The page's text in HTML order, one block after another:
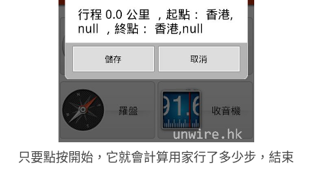
只要點按開始，它就會計算用家行了多少步，結束